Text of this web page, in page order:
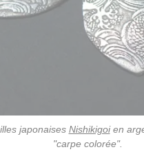
japonaises Nishikigoien
"carpe colorée".